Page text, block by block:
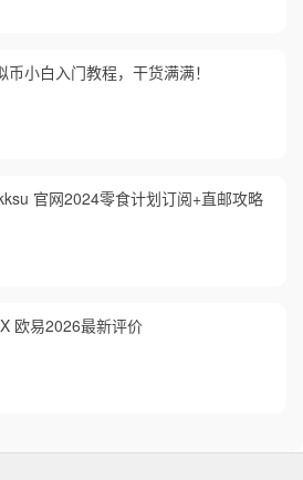
币小白入门教程，干货满满！
官网2024零食计划订阅+直邮攻略
欧易2026最新评价